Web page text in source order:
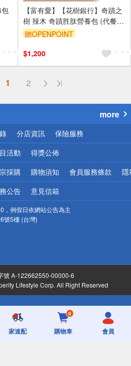
包
【富有愛】【花樹銀行】奇蹟之
樹 辣木 奇蹟胜肽營養包 (代餐
包) 15入/盒
贈OPENPOINT
$1,200
1 2
小心！
more
分店資訊 保險服務
活動 得獎公佈
採購 購物須知 會員服務條款 隱
公告 意見信箱
，例假日依網站公告為主
號5樓 (台灣)
號 A-122662550-00000-6
Lifestyle Corp. All Right Reserved
家速配
0
購物車 會員